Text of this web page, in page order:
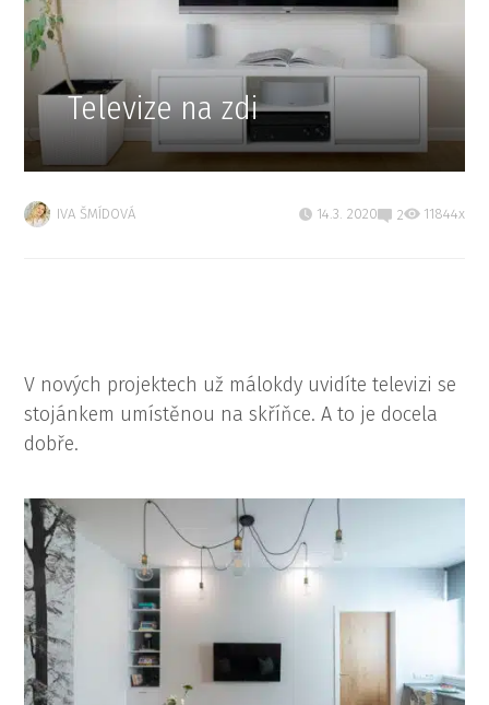
Televize na zdi
IVA ŠMÍDOVÁ 14.3. 2020 2 11844x
V nových projektech už málokdy uvidíte televizi se
stojánkem umístěnou na skříňce. A to je docela
dobře.